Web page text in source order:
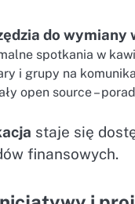
do wymiany
spotkania w
i grupy na
open source –
staje się
finansowych.